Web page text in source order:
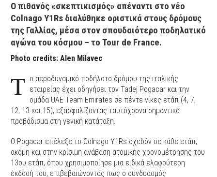
O πιθανός «σκεπτικισμός» απέναντι στο νέο
Colnago Y1Rs διαλύθηκε οριστικά στους δρόμους
της Γαλλίας, μέσα στον σπουδαιότερο ποδηλατικό
αγώνα του κόσμου – το Tour de France.
Photo credits: Alen Milavec
Τ ο αεροδυναμικό ποδήλατο δρόμου της ιταλικής
εταιρείας έχει οδηγήσει τον Tadej Pogacar και την
ομάδα UAE Team Emirates σε πέντε νίκες ετάπ (4, 7,
12, 13 και 15), εξασφαλίζοντας ταυτόχρονα σημαντικό
προβάδισμα στη γενική κατάταξη.
Ο Pogacar επέλεξε το Colnago Y1Rs σχεδόν σε κάθε ετάπ,
ακόμη και στην κρίσιμη ανάβαση ατομικής χρονομέτρησης του
13ου ετάπ, όπου χρησιμοποίησε μια ειδικά ελαφρύτερη
έκδοσή του, επιβεβαιώνοντας πως ο συνδυασμός